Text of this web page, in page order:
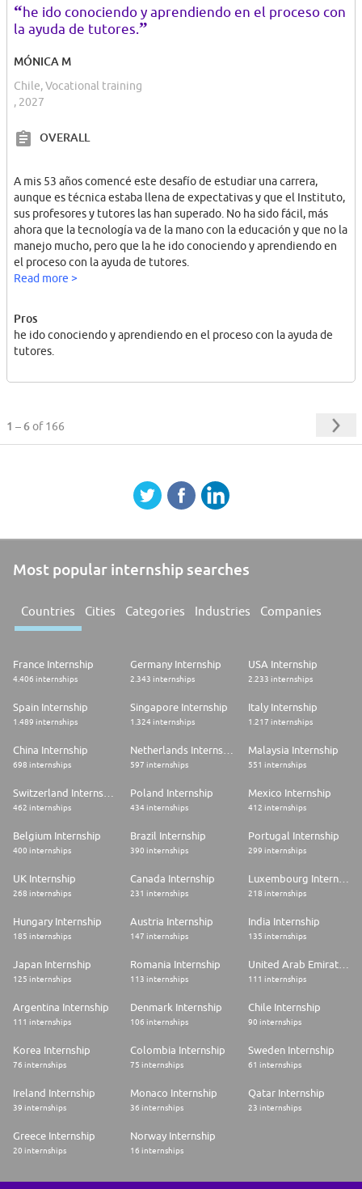
“he ido conociendo y aprendiendo en el proceso con
la ayuda de tutores.”
MÓNICA M
Chile, Vocational training
, 2027
OVERALL
A mis 53 años comencé este desafío de estudiar una carrera,
aunque es técnica estaba llena de expectativas y que el Instituto,
sus profesores y tutores las han superado. No ha sido fácil, más
ahora que la tecnología va de la mano con la educación y que no la
manejo mucho, pero que la he ido conociendo y aprendiendo en
el proceso con la ayuda de tutores.
Read more >
Pros
he ido conociendo y aprendiendo en el proceso con la ayuda de
tutores.
1 – 6of 166
Most popular internship searches
Countries Cities Categories Industries Companies
France Internship
4.406 internships
Germany Internship
2.343 internships
USA Internship
2.233 internships
Spain Internship
1.489 internships
Singapore Internship
1.324 internships
Italy Internship
1.217 internships
China Internship
698 internships 597 internships
Malaysia Internship
551 internships
462 internships
Poland Internship
434 internships
Mexico Internship
412 internships
Belgium Internship
400 internships
Brazil Internship
390 internships
Portugal Internship
299 internships
UK Internship
268 internships
Canada Internship
231 internships
Luxembourg Internship
218 internships
Hungary Internship
185 internships
Austria Internship
147 internships
India Internship
135 internships
Japan Internship
125 internships
Romania Internship
113 internships
United Arab Emirates Internship
111 internships
Argentina Internship
111 internships
Denmark Internship
106 internships
Chile Internship
90 internships
Korea Internship
76 internships
Colombia Internship
75 internships
Sweden Internship
61 internships
Ireland Internship
39 internships
Monaco Internship
36 internships
Qatar Internship
23 internships
Greece Internship
20 internships
Norway Internship
16 internships